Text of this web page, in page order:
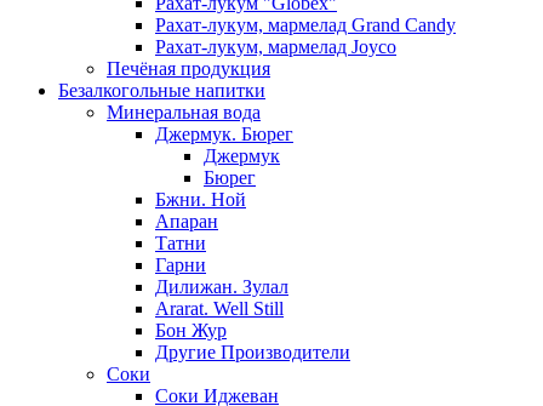
Рахат-лукум, мармелад Grand Candy
Рахат-лукум, мармелад Joyco
Печёная продукция
Безалкогольные напитки
Минеральная вода
Джермук. Бюрег
Джермук
Бюрег
Бжни. Ной
Апаран
Татни
Гарни
Дилижан. Зулал
Ararat. Well Still
Бон Жур
Другие Производители
Соки
Соки Иджеван